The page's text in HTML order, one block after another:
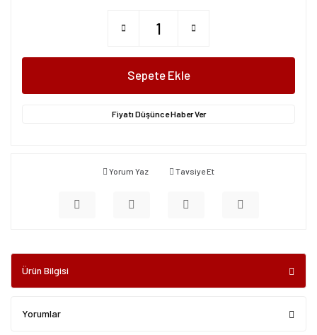
Sepete Ekle
Fiyatı Düşünce Haber Ver
Yorum Yaz Tavsiye Et
Ürün Bilgisi
Yorumlar